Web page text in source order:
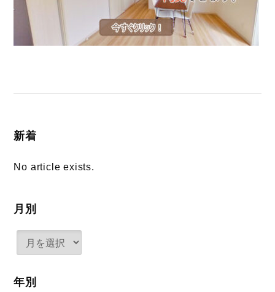
新着
No article exists.
月別
年別